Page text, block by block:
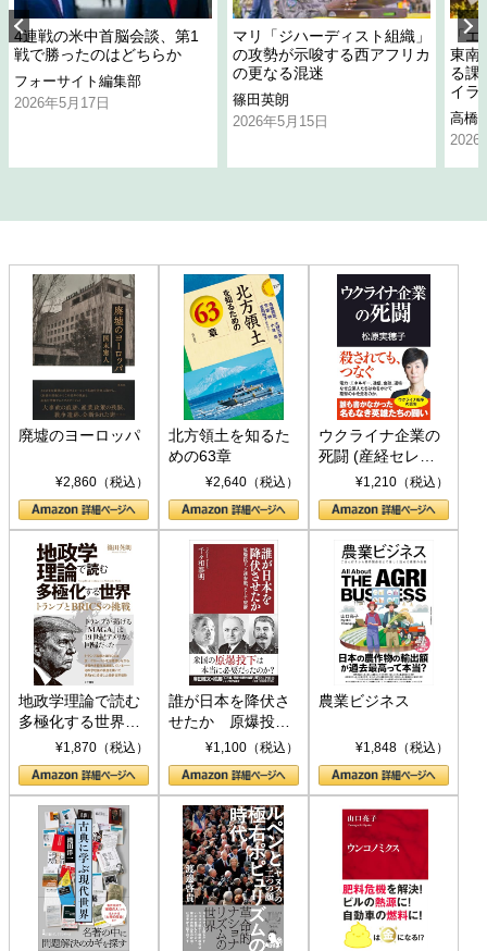
4連戦の米中首脳会談、第1
戦で勝ったのはどちらか
フォーサイト編集部
2026年5月17日
マリ「ジハーディスト組織」
の攻勢が示唆する西アフリカ
の更なる混迷
篠田英朗
2026年5月15日
「
東南
る課
イラ
高橋
2026
廃墟のヨーロッパ
¥2,860（税込）
北方領土を知るた
めの63章
¥2,640（税込）
ウクライナ企業の
死闘 (産経セレク
ト S 039)¥1,210（税込）
地政学理論で読む
多極化する世界：
トランプとBRICS
の挑戦
¥1,870（税込）
誰が日本を降伏さ
せたか 原爆投
下、ソ連参戦、そ
して聖断 (PHP新
書)
¥1,100（税込）
農業ビジネス
¥1,848（税込）